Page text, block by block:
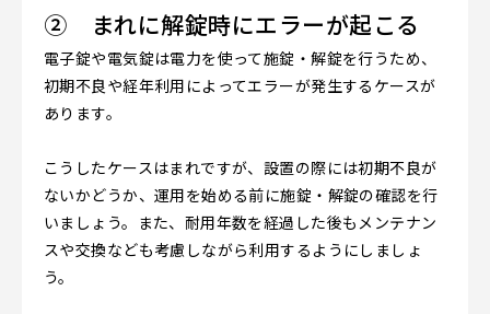
② まれに解錠時にエラーが起こる
電子錠や電気錠は電力を使って施錠・解錠を行うため、
初期不良や経年利用によってエラーが発生するケースが
あります。
こうしたケースはまれですが、設置の際には初期不良が
ないかどうか、運用を始める前に施錠・解錠の確認を行
いましょう。また、耐用年数を経過した後もメンテナン
スや交換なども考慮しながら利用するようにしましょ
う。